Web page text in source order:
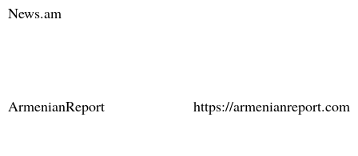
News.am
ArmenianReport https://armenianreport.com